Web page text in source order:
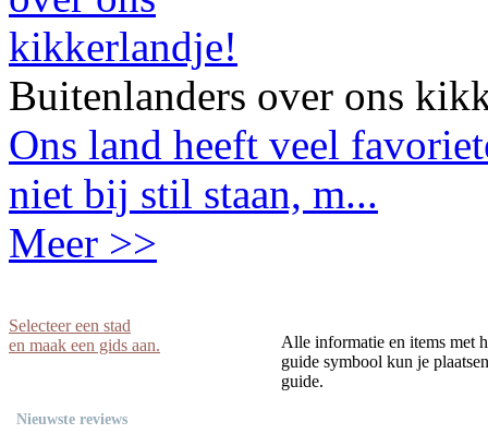
Buitenlanders over ons
Ons land heeft veel
niet bij stil staan, m...
Meer >>
Selecteer een stad
en maak een gids aan.
Alle informatie en items met
guide symbool kun je
guide.
Nieuwste reviews